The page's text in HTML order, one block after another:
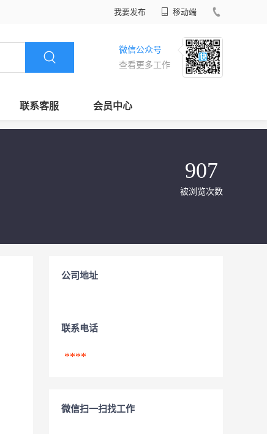
我要发布 移动端
微信公众号
查看更多工作
联系客服 会员中心
907
被浏览次数
公司地址
联系电话
****
微信扫一扫找工作